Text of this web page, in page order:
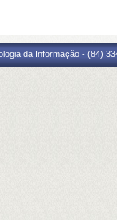
da Informação - (84)